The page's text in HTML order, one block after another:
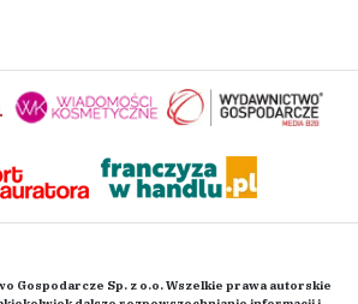
Gospodarcze Sp. z o.o. Wszelkie prawa autorskie